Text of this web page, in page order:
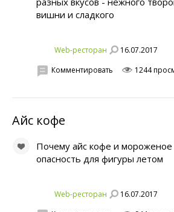
вишни и сладкого
Web-ресторан 16.07.2017
Комментировать 1244
Айс кофе
Почему айс кофе и мороженое
опасность для фигуры летом
Web-ресторан 16.07.2017